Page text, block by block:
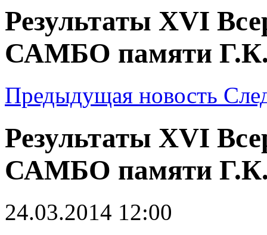
Результаты ХVI
САМБО памяти
Предыдущая новость
Результаты ХVI
САМБО памяти
24.03.2014 12:00